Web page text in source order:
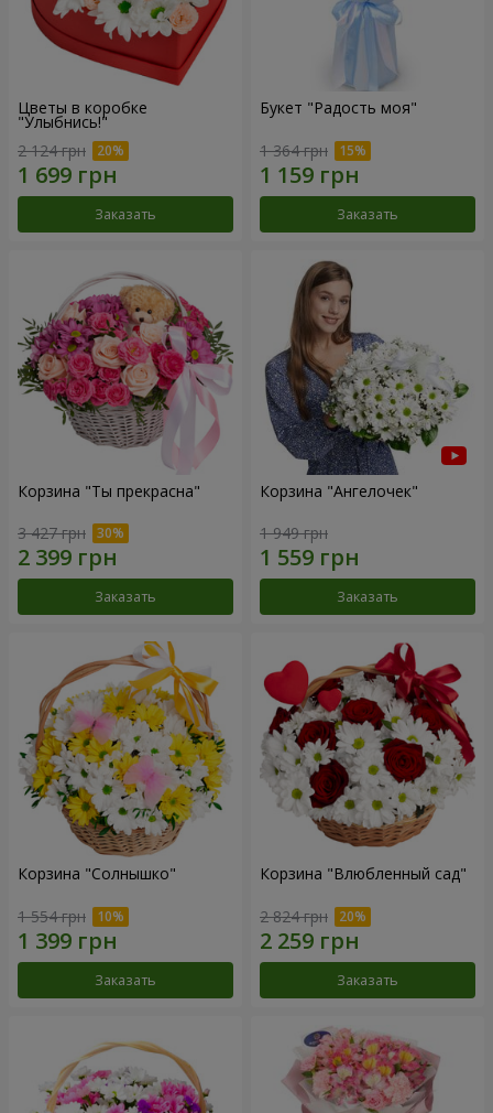
Цветы в коробке
"Улыбнись!"
2 124 грн
Заказать
Букет "Радость моя"
1 364 грн
Заказать
Корзина "Ты прекрасна"
3 427 грн
Заказать
Корзина "Ангелочек"
1 949 грн
Заказать
Корзина "Солнышко"
1 554 грн
Заказать
Корзина "Влюбленный сад"
2 824 грн
Заказать